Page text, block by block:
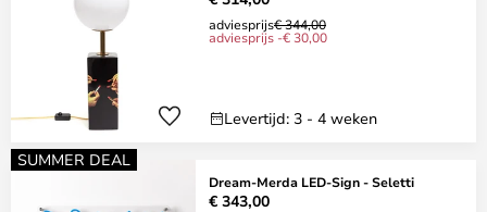
adviesprijs€ 344,00
adviesprijs -€ 30,00
Levertijd: 3 - 4 weken
SUMMER DEAL
Dream-Merda LED-Sign - Seletti
€ 343,00